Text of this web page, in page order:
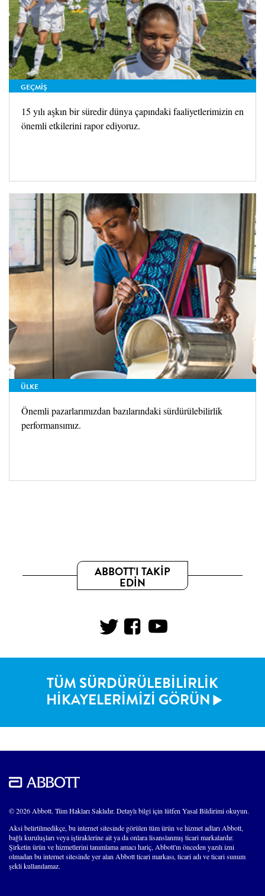
GEÇMİŞ
15 yılı aşkın bir süredir dünya çapındaki faaliyetlerimizin en
önemli etkilerini rapor ediyoruz.
ÜLKE
Önemli pazarlarımızdan bazılarındaki sürdürülebilirlik
performansımız.
ABBOTT'I TAKİP
EDİN
TÜM SÜRDÜRÜLEBİLİRLİK
HİKAYELERİMİZİ GÖRÜN
© 2026 Abbott. Tüm Hakları Saklıdır. Detaylı bilgi için lütfen Yasal Bildirimi okuyun.
Aksi belirtilmedikçe, bu internet sitesinde görülen tüm ürün ve hizmet adları Abbott,
bağlı kuruluşları veya iştiraklerine ait ya da onlara lisanslanmış ticari markalardır.
Şirketin ürün ve hizmetlerini tanımlama amacı hariç, Abbott'ın önceden yazılı izni
olmadan bu internet sitesinde yer alan Abbott ticari markası, ticari adı ve ticari sunum
şekli kullanılamaz.